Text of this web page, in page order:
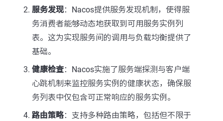
服务发现：Nacos提供服务发现机制，使得服
务消费者能够动态地获取到可用服务实例列
表。这为实现服务间的调用与负载均衡提供了
基础。
健康检查：Nacos实施了服务端探测与客户端
心跳机制来监控服务实例的健康状态，确保服
务列表中仅包含可正常响应的服务实例。
路由策略：支持多种路由策略，包括但不限于